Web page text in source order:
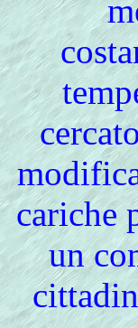
cariche
un